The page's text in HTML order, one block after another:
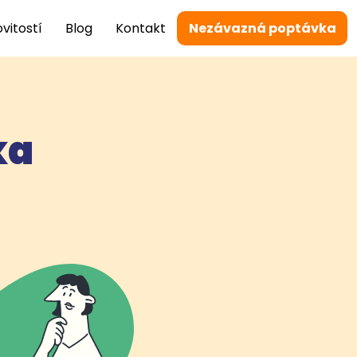
Blog Kontakt Nezávazná poptávka